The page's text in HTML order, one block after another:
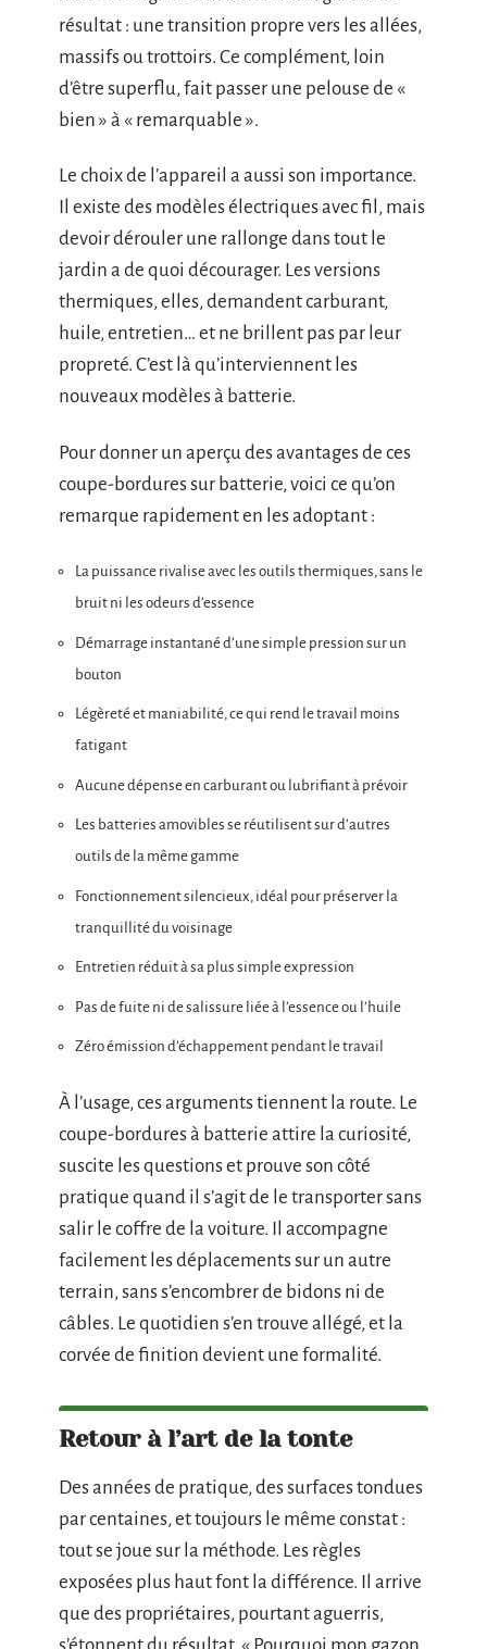
résultat : une transition propre vers les allées,
massifs ou trottoirs. Ce complément, loin
d’être superflu, fait passer une pelouse de «
bien » à « remarquable ».
Le choix de l’appareil a aussi son importance.
Il existe des modèles électriques avec fil, mais
devoir dérouler une rallonge dans tout le
jardin a de quoi décourager. Les versions
thermiques, elles, demandent carburant,
huile, entretien… et ne brillent pas par leur
propreté. C’est là qu’interviennent les
nouveaux modèles à batterie.
Pour donner un aperçu des avantages de ces
coupe-bordures sur batterie, voici ce qu’on
remarque rapidement en les adoptant :
La puissance rivalise avec les outils thermiques, sans le
bruit ni les odeurs d’essence
Démarrage instantané d’une simple pression sur un
bouton
Légèreté et maniabilité, ce qui rend le travail moins
fatigant
Aucune dépense en carburant ou lubrifiant à prévoir
Les batteries amovibles se réutilisent sur d’autres
outils de la même gamme
Fonctionnement silencieux, idéal pour préserver la
tranquillité du voisinage
Entretien réduit à sa plus simple expression
Pas de fuite ni de salissure liée à l’essence ou l’huile
Zéro émission d’échappement pendant le travail
À l’usage, ces arguments tiennent la route. Le
coupe-bordures à batterie attire la curiosité,
suscite les questions et prouve son côté
pratique quand il s’agit de le transporter sans
salir le coffre de la voiture. Il accompagne
facilement les déplacements sur un autre
terrain, sans s’encombrer de bidons ni de
câbles. Le quotidien s’en trouve allégé, et la
corvée de finition devient une formalité.
Retour à l’art de la tonte
Des années de pratique, des surfaces tondues
par centaines, et toujours le même constat :
tout se joue sur la méthode. Les règles
exposées plus haut font la différence. Il arrive
que des propriétaires, pourtant aguerris,
s’étonnent du résultat, « Pourquoi mon gazon